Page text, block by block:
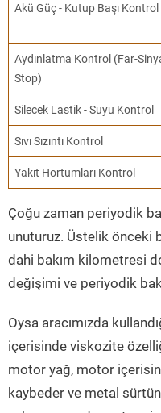
Akü Güç - Kutup Başı Kontrol
Aydınlatma Kontrol (Far-
Stop)
Silecek Lastik - Suyu Kontrol
Sıvı Sızıntı Kontrol
Yakıt Hortumları Kontrol
Çoğu zaman periyodik
unuturuz. Üstelik önceki
dahi bakım kilometresi
değişimi ve periyodik
Oysa aracımızda
içerisinde viskozite
motor yağ, motor
kaybeder ve metal